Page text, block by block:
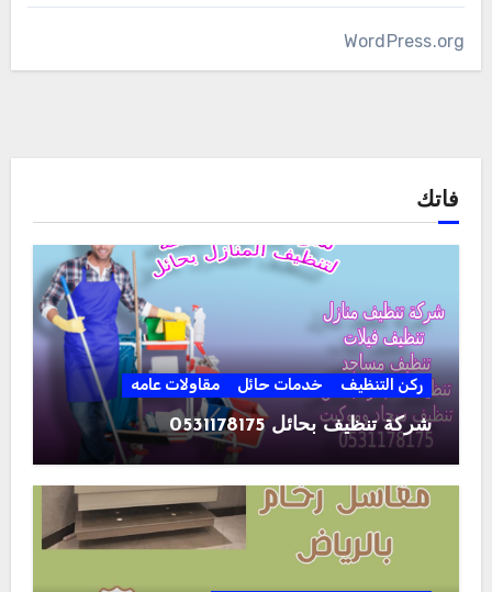
WordPress.org
فاتك
ركن التنظيف خدمات حائل مقاولات عامه
شركة تنظيف بحائل 0531178175